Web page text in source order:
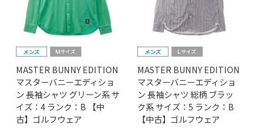
MASTER BUNNY EDITION
マスターバニーエディショ
ン 長袖シャツ グリーン系 サ
イズ：4 ランク：B 【中
古】ゴルフウェア
MASTER BUNNY EDITION
マスターバニーエディショ
ン 長袖シャツ 総柄 ブラッ
ク系 サイズ：5 ランク：B
【中古】ゴルフウェア